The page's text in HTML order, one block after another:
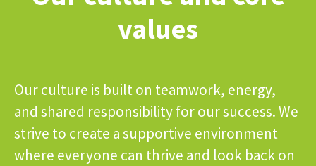
values
Our culture is built on teamwork, energy,
and shared responsibility for our success. We
strive to create a supportive environment
where everyone can thrive and look back on